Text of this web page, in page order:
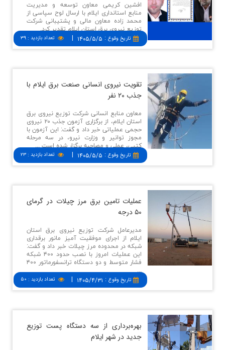
تاريخ وقوع: ۱۴۰۵/۵/۵ | تعداد بازدید: ۳۹
افشین کریمی معاون توسعه و مدیریت
منابع استانداری ایلام با ارسال لوح سپاسی از
محمد زاده معاون مالی و پشتیبانی شرکت
توزیع نیروی برق استان ایلام تقدیر کرد.
تقویت نیروی انسانی صنعت برق ایلام با
جذب ۲۰ نفر
تاريخ وقوع: ۱۴۰۵/۵/۵ | تعداد بازدید: ۲۳
معاون منابع انسانی شرکت توزیع نیروی برق
استان ایلام، از برگزاری آزمون جذب ۲۰ نیروی
حجمی عملیاتی خبر داد و گفت: این آزمون با
مجوز توانیر و وزارت نیرو، در سه مرحله
کتبی، عملی و مصاحبه برگزار شده است ...
عملیات تامین برق مرز چیلات در گرمای
۵۰ درجه
تاريخ وقوع : ۱۴۰۵/۴/۳۱ | تعداد بازدید : ۵۰
مدیرعامل شرکت توزیع نیروی برق استان
ایلام از اجرای موفقیت آمیز مانور برقداری
شبکه در محدوده مرز چیلات خبر داد و گفت:
این عملیات امروز با نصب حدود ۴۰۰ شبکه
فشار متوسط و دو دستگاه ترانسفورماتور ۴۰۰
...
بهره‌برداری از سه دستگاه پست توزیع
جدید در شهر ایلام